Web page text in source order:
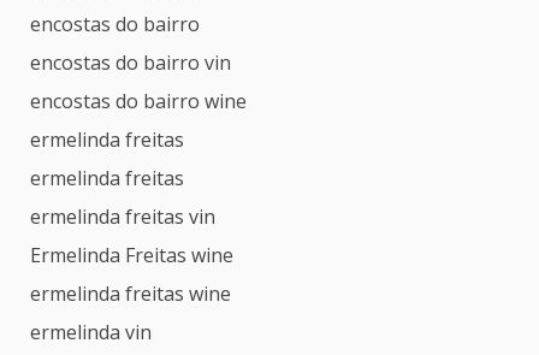
encostas do bairro
encostas do bairro vin
encostas do bairro wine
ermelinda freitas
ermelinda freitas
ermelinda freitas vin
Ermelinda Freitas wine
ermelinda freitas wine
ermelinda vin